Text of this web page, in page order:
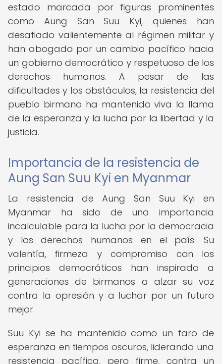
estado marcada por figuras prominentes
como Aung San Suu Kyi, quienes han
desafiado valientemente al régimen militar y
han abogado por un cambio pacífico hacia
un gobierno democrático y respetuoso de los
derechos humanos. A pesar de las
dificultades y los obstáculos, la resistencia del
pueblo birmano ha mantenido viva la llama
de la esperanza y la lucha por la libertad y la
justicia.
Importancia de la resistencia de
Aung San Suu Kyi en Myanmar
La resistencia de Aung San Suu Kyi en
Myanmar ha sido de una importancia
incalculable para la lucha por la democracia
y los derechos humanos en el país. Su
valentía, firmeza y compromiso con los
principios democráticos han inspirado a
generaciones de birmanos a alzar su voz
contra la opresión y a luchar por un futuro
mejor.
Suu Kyi se ha mantenido como un faro de
esperanza en tiempos oscuros, liderando una
resistencia pacífica, pero firme, contra un